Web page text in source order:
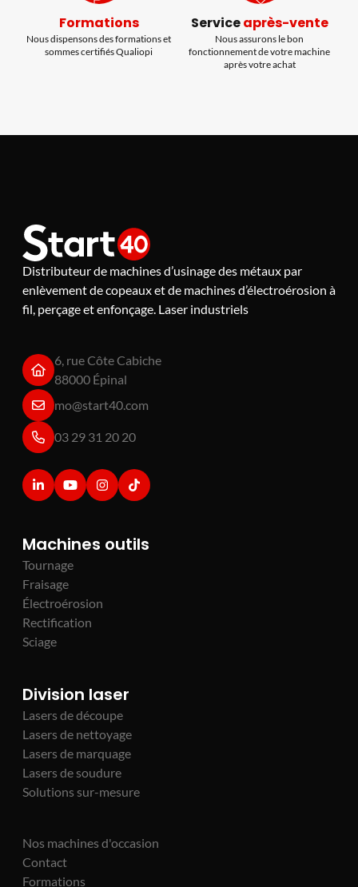
Formations
Nous dispensons des formations et
sommes certifiés Qualiopi
Serviceaprès-vente
Nous assurons le bon
fonctionnement de votre machine
après votre achat
Distributeur de machines d’usinage des métaux par
enlèvement de copeaux et de machines d’électroérosion à
fil, perçage et enfonçage. Laser industriels
6, rue Côte Cabiche
88000 Épinal
mo@start40.com
03 29 31 20 20
Machines outils
Tournage
Fraisage
Électroérosion
Rectification
Sciage
Division laser
Lasers de découpe
Lasers de nettoyage
Lasers de marquage
Lasers de soudure
Solutions sur-mesure
Nos machines d'occasion
Contact
Formations